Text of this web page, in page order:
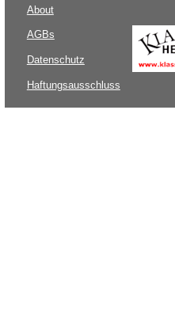
About
AGBs
Datenschutz
Haftungsausschluss